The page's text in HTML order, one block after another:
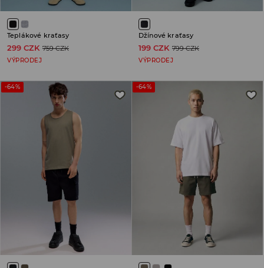
Teplákové kraťasy
299 CZK 759 CZK
VÝPRODEJ
Džínové kraťasy
199 CZK 799 CZK
VÝPRODEJ
-64% -64%